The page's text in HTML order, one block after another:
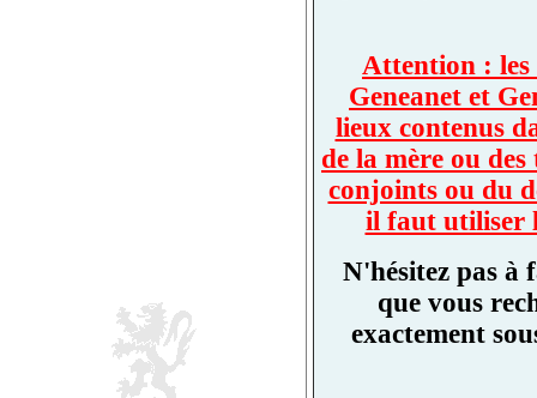
Attention : les
Geneanet et
lieux contenus
de la mère ou
conjoints ou du
il faut utiliser
N'hésitez pas à
que vous
exactement